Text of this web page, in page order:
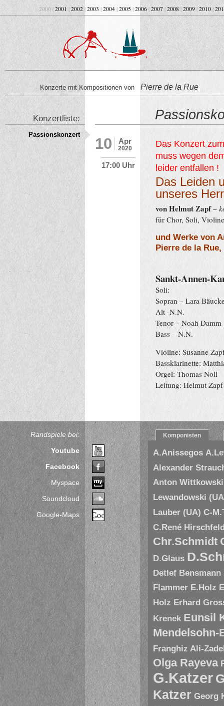
2000 | 2001 | 2002 | 2003 | 2004 | 2005 | 2006| 2007 | 2008 | 2009 | 2010|
Konzerte mit Kompositionen von Pierre de la Rue
Apr
2020
10
17:00 Uhr
Das Konzert
muss wegen
leider entfallen !
Das Leiden
unseres
von Helmut Zapf–
für Chor, Soli,
und Werke von
Pierre de la Rue,
Sankt-Annen-
Soli:
Sopran – Lara
Alt -N.N.
Tenor – Noah Damm
Bass – N.N.
Violine: Susanne
Bassklarinette:
Orgel: Thomas Noll
Leitung: Helmut Zapf
Konzertliste:
Passionskonzert
Randspiele bei:
Youtube
Facebook
Myspace
Soundcloud
Google-Maps
Komponisten
A.Anissegos
Alexander
Anton
Lewandowski
Lauber (UA) C-
C.René
Chr.Schmidt
D.Glaus
Detlef Bensmann
Flammer E.Holz
Holz Erhard
Krenek Eunsil
Mendelsohn-
Franghiz Ali-
Olga Rayeva
G.Katzer
Katzer Georg